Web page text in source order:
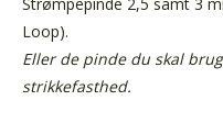
Loop).
Eller de pinde du skal
strikkefasthed.